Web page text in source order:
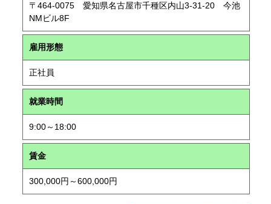
〒464-0075 愛知県名古屋市千種区内山3-31-20 今池
NMビル8F
雇用形態
正社員
就業時間
9:00～18:00
賃金
300,000円～600,000円